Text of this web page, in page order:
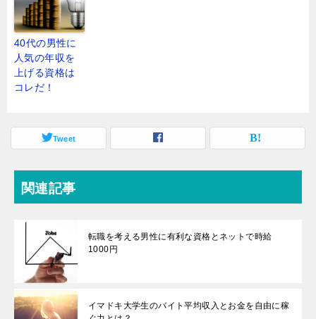
40代の男性に
人気の年収を
上げる資格は
コレだ！
Tweet
関連記事
転職を考える男性に有利な資格とネットで時給
1000円
イマドキ大学生のバイト平均収入とお金を自由に稼